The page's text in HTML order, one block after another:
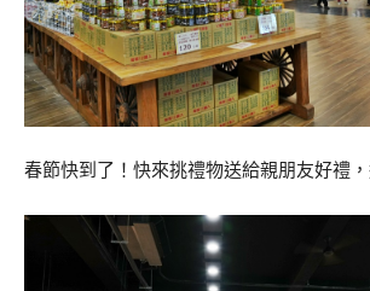
春節快到了！快來挑禮物送給親朋友好禮